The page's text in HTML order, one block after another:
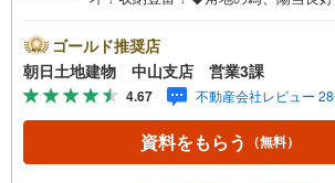
とりつぎ * * * *おかげさまで42周年を
した♪ご成約件数7万件達成!!☆当日の
す！☆JR横浜線「中山」駅徒歩1分！
地建物中山店』まで！朝日土地建物グ
合言葉に全13店舗でその地域No.1を
告掲載していない物件も多数ござい
ゴールド推奨店
朝日土地建物 中山支店 営業3課
4.67 不動産会社レビュー
資料をもらう （無料）